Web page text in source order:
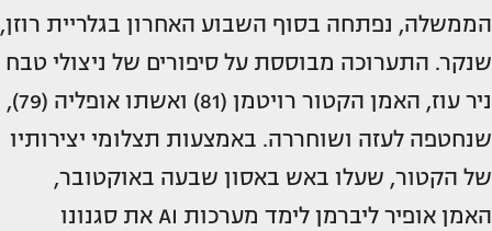
הממשלה, נפתחה בסוף השבוע האחרון בגלריית רוזן,
שנקר. התערוכה מבוססת על סיפורים של ניצולי טבח
ניר עוז, האמן הקטור רויטמן (81) ואשתו אופליה (79),
שנחטפה לעזה ושוחררה. באמצעות תצלומי יצירותיו
של הקטור, שעלו באש באסון שבעה באוקטובר,
האמן אופיר ליברמן לימד מערכות AI את סגנונו